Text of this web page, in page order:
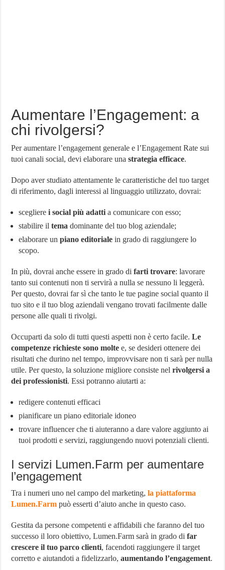
Aumentare l’Engagement: a
chi rivolgersi?
Per aumentare l’engagement generale e l’Engagement Rate sui
tuoi canali social, devi elaborare unastrategia efficace.
Dopo aver studiato attentamente le caratteristiche del tuo target
di riferimento, dagli interessi al linguaggio utilizzato, dovrai:
sceglierei social più adatti a comunicare con esso;
stabilire iltema dominante del tuo blog aziendale;
elaborare un piano editoriale in grado di raggiungere lo
scopo.
In più, dovrai anche essere in grado di farti trovare: lavorare
tanto sui contenuti non ti servirà a nulla se nessuno li leggerà.
Per questo, dovrai far sì che tanto le tue pagine social quanto il
tuo sito e il tuo blog aziendali vengano trovati facilmente dalle
persone alle quali ti rivolgi.
Occuparti da solo di tutti questi aspetti non è certo facile. Le
competenze richieste sono molte e, se desideri ottenere dei
risultati che durino nel tempo, improvvisare non ti sarà per nulla
utile. Per questo, la soluzione migliore consiste nelrivolgersi a
dei professionisti. Essi potranno aiutarti a:
redigere contenuti efficaci
pianificare un piano editoriale idoneo
trovare influencer che ti aiuteranno a dare valore aggiunto ai
tuoi prodotti e servizi, raggiungendo nuovi potenziali clienti.
I servizi Lumen.Farm per aumentare
l’engagement
Tra i numeri uno nel campo del marketing, la piattaforma
Lumen.Farmpuò esserti d’aiuto anche in questo caso.
Gestita da persone competenti e affidabili che faranno del tuo
successo il loro obiettivo, Lumen.Farm sarà in grado difar
crescere il tuo parco clienti, facendoti raggiungere il target
corretto e aiutandoti a fidelizzarlo,aumentando l’engagement.